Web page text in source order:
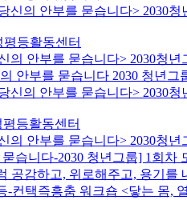
평등활동센터
의 안부를 묻습니다> 2030청년
안부를 묻습니다 2030 청년그
평등활동센터
의 안부를 묻습니다> 2030청년
습니다-2030 청년그룹] 1회
공감하고, 위로해주고, 용기를